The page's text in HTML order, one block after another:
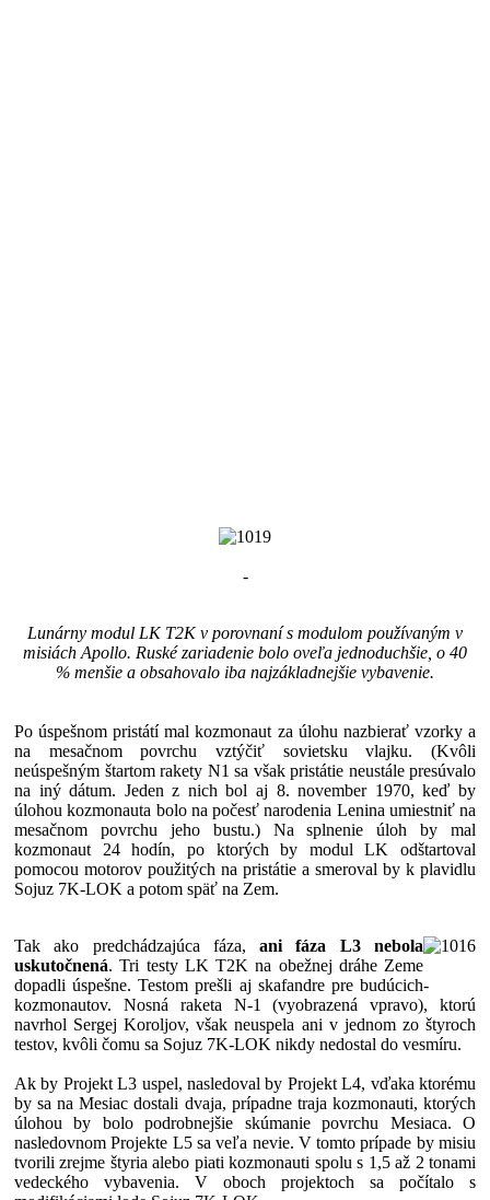
-
Lunárny modul LK T2K v porovnaní s modulom používaným v
misiách Apollo. Ruské zariadenie bolo oveľa jednoduchšie, o 40
% menšie a obsahovalo iba najzákladnejšie vybavenie.
Po úspešnom pristátí mal kozmonaut za úlohu nazbierať vzorky a
na mesačnom povrchu vztýčiť sovietsku vlajku. (Kvôli
neúspešným štartom rakety N1 sa však pristátie neustále presúvalo
na iný dátum. Jeden z nich bol aj 8. november 1970, keď by
úlohou kozmonauta bolo na počesť narodenia Lenina umiestniť na
mesačnom povrchu jeho bustu.) Na splnenie úloh by mal
kozmonaut 24 hodín, po ktorých by modul LK odštartoval
pomocou motorov použitých na pristátie a smeroval by k plavidlu
Sojuz 7K-LOK a potom späť na Zem.
-
Tak ako predchádzajúca fáza,ani fáza L3 nebola
uskutočnená. Tri testy LK T2K na obežnej dráhe Zeme
dopadli úspešne. Testom prešli aj skafandre pre budúcich
kozmonautov. Nosná raketa N-1 (vyobrazená vpravo), ktorú
navrhol Sergej Koroljov, však neuspela ani v jednom zo štyroch
testov, kvôli čomu sa Sojuz 7K-LOK nikdy nedostal do vesmíru.
Ak by Projekt L3 uspel, nasledoval by Projekt L4, vďaka ktorému
by sa na Mesiac dostali dvaja, prípadne traja kozmonauti, ktorých
úlohou by bolo podrobnejšie skúmanie povrchu Mesiaca. O
nasledovnom Projekte L5 sa veľa nevie. V tomto prípade by misiu
tvorili zrejme štyria alebo piati kozmonauti spolu s 1,5 až 2 tonami
vedeckého vybavenia. V oboch projektoch sa počítalo s